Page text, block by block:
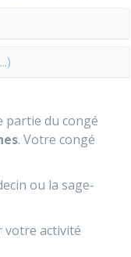
partie du congé
. Votre congé
ou la sage-
votre activité